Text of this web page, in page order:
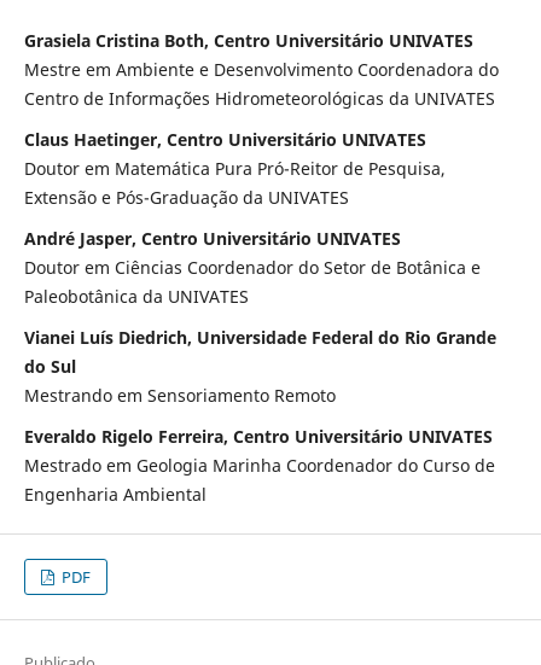
Grasiela Cristina Both, Centro Universitário UNIVATES
Mestre em Ambiente e Desenvolvimento Coordenadora do
Centro de Informações Hidrometeorológicas da UNIVATES
Claus Haetinger, Centro Universitário UNIVATES
Doutor em Matemática Pura Pró-Reitor de Pesquisa,
Extensão e Pós-Graduação da UNIVATES
André Jasper, Centro Universitário UNIVATES
Doutor em Ciências Coordenador do Setor de Botânica e
Paleobotânica da UNIVATES
Vianei Luís Diedrich, Universidade Federal do Rio Grande
do Sul
Mestrando em Sensoriamento Remoto
Everaldo Rigelo Ferreira, Centro Universitário UNIVATES
Mestrado em Geologia Marinha Coordenador do Curso de
Engenharia Ambiental
PDF